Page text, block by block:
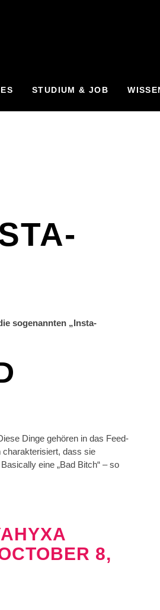
STUDIUM & JOB
sogenannten „Insta-
Dinge gehören in das Feed-
charakterisiert, dass sie
eine „Bad Bitch“ – so
8,